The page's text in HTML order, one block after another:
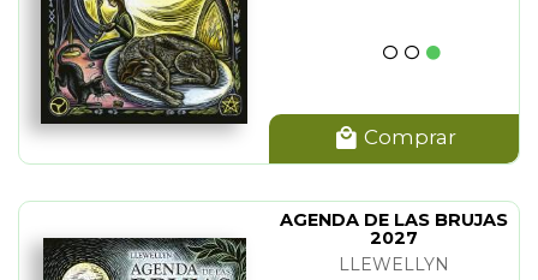
Comprar
AGENDA DE LAS BRUJAS
2027
LLEWELLYN